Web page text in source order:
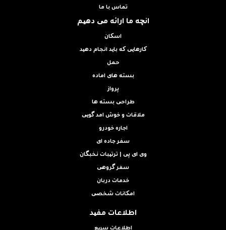
تماس با ما
انچه ما ارائه می دهیم
اسکان
کارهایی که باید انجام دهید
حمل
بسته های اماده
پرواز
طراحی بسته ها
ملاقات و خوش امد گویی
اجاره خودرو
سفر جاده ای
وی ای پی | ترتیبات نخبگان
سفر گروهی
خدمات دربان
امکانات شخصی
اطلاعات مفید
اطلاعات سریع